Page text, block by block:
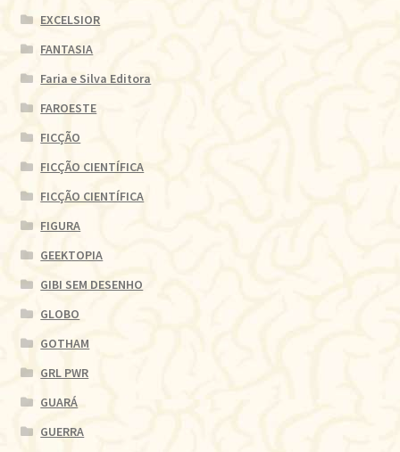
EXCELSIOR
FANTASIA
Faria e Silva Editora
FAROESTE
FICÇÃO
FICÇÃO CIENTÍFICA
FICÇÃO CIENTÍFICA
FIGURA
GEEKTOPIA
GIBI SEM DESENHO
GLOBO
GOTHAM
GRL PWR
GUARÁ
GUERRA